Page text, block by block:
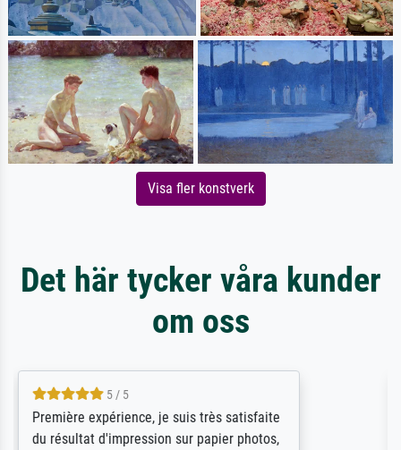
Visa fler konstverk
Det här tycker våra kunder
om oss
ik beoordeel Meisterdrucke zeer positief.
Door de 69505 beschikbare kunstenaars